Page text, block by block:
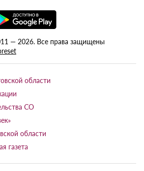
— 2026. Все права защищены
области
СО
области
газета